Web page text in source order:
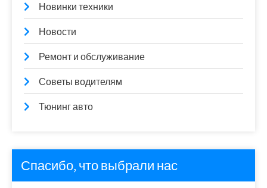
Новинки техники
Новости
Ремонт и обслуживание
Советы водителям
Тюнинг авто
Спасибо, что выбрали нас